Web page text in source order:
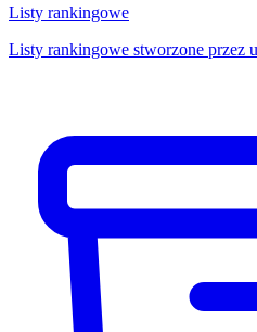
Listy rankingowe
Listy rankingowe stworzone przez